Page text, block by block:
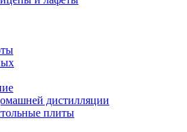
дистилляции
плиты